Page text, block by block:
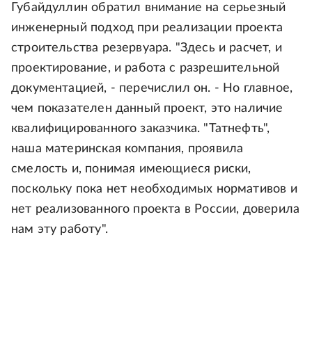
Губайдуллин обратил внимание на серьезный
инженерный подход при реализации проекта
строительства резервуара. "Здесь и расчет, и
проектирование, и работа с разрешительной
документацией, - перечислил он. - Но главное,
чем показателен данный проект, это наличие
квалифицированного заказчика. "Татнефть",
наша материнская компания, проявила
смелость и, понимая имеющиеся риски,
поскольку пока нет необходимых нормативов и
нет реализованного проекта в России, доверила
нам эту работу".